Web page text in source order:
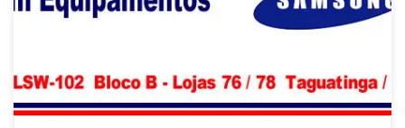
Especializada, Aparelhos de Ar Condicionado Samsung –
Sudoeste / Brasília /DF Smart TV de LED Samsung , Assistência